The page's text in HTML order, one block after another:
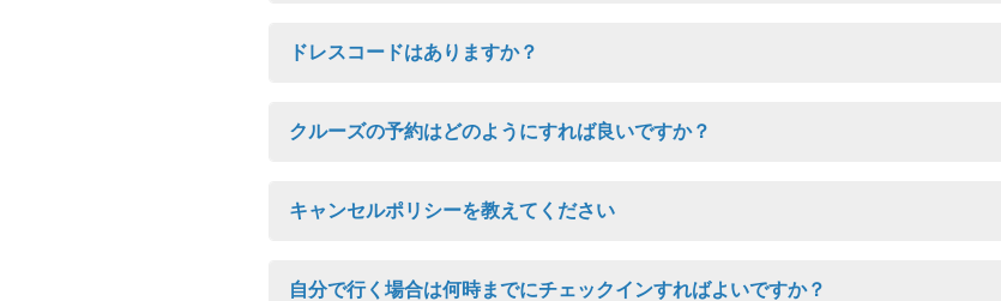
ドレスコードはありますか？
クルーズの予約はどのようにすれば良いですか？
キャンセルポリシーを教えてください
自分で行く場合は何時までにチェックインすればよいですか？